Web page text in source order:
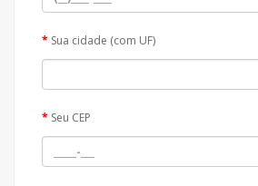
Sua cidade (com UF)
Seu CEP